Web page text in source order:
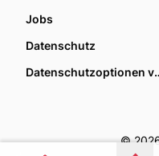
Jobs
Datenschutz
©